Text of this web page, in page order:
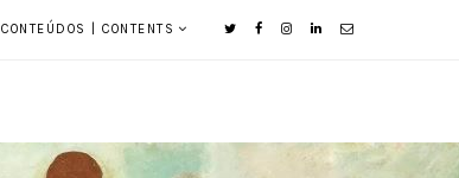
CONTEÚDOS | CONTENTS